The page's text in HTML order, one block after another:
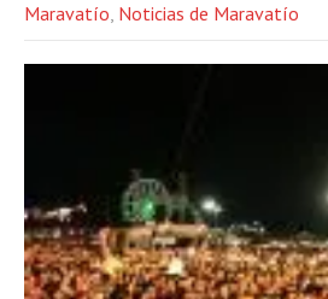
Maravatío, Noticias de Maravatío